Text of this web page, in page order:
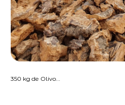
350 kg de Olivo...